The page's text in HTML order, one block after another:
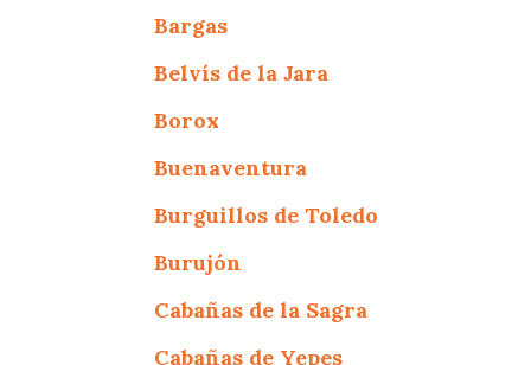
Bargas
Belvís de la Jara
Borox
Buenaventura
Burguillos de Toledo
Burujón
Cabañas de la Sagra
Cabañas de Yepes